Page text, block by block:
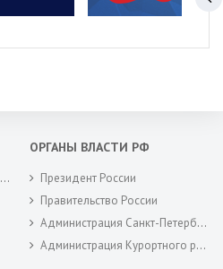
ОРГАНЫ ВЛАСТИ РФ
Президент России
Правительство России
Администрация Санкт-Петербурга
Администрация Курортного района Санкт-Петербурга